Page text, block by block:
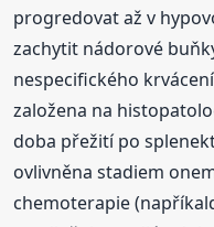
progredovat až v
zachytit nádorové
nespecifického
založena na
doba přežití po
ovlivněna stadiem
chemoterapie